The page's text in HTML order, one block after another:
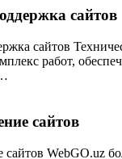
сайтов
сайтов
работ,
сайтов
WebGO.uz